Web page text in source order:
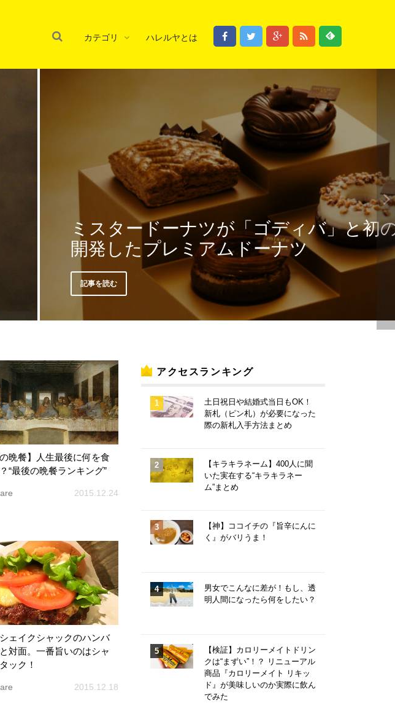
カテゴリ ハレルヤとは
すべてのパンを「バーミキュラ」で焼
るベーカリー。ジェイアール名古屋タ
ヤに2月21日グランドオープン
記事を読む
の晩餐】人生最後に何を食
“最後の晩餐ランキング”
2015.12.24
ェイクシャックのハンバ
対面。一番旨いのはシャ
ック！
2015.12.18
アクセスランキング
土日祝日や結婚式当日もOK！
新札（ピン札）が必要になった
際の新札入手方法まとめ
【キラキラネーム】400人に聞
いた実在する“キラキラネー
ム”まとめ
【神】ココイチの『旨辛にんに
く』がバリうま！
男女でこんなに差が！もし、透
明人間になったら何をしたい？
【検証】カロリーメイトドリン
クは“まずい”！？ リニューアル
商品『カロリーメイト リキッ
ド』が美味しいのか実際に飲ん
でみた